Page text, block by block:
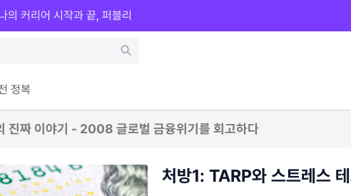
정복
의 커리어 시작과 끝, 퍼블리
진짜 이야기 - 2008 글로벌 금융위기를 회고하다
처방1: TARP와 스트레스